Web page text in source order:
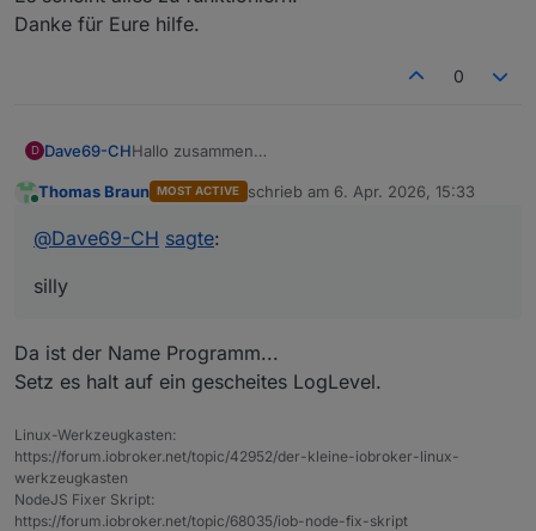
Danke für Eure hilfe.
0
D Dave69-CHHallo zusammen
6.4.2026, 16:56:15.098	[silly]: e3dc-rscp.0
6.4.2026, 16:56:21.098	[silly]: e3dc-rscp.0
Ist da was nicht i.o.
Online
Thomas Braun MOST ACTIVE schrieb am 6. Apr. 2026, 15:33
zuletzt editiert von
@Dave69-CH sagte:
silly
Da ist der Name Programm...
Setz es halt auf ein gescheites LogLevel.
Linux-Werkzeugkasten:
https://forum.iobroker.net/topic/42952/der-kleine-iobroker-linux-
werkzeugkasten
NodeJS Fixer Skript:
https://forum.iobroker.net/topic/68035/iob-node-fix-skript